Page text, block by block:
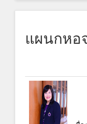
แผนกหอ